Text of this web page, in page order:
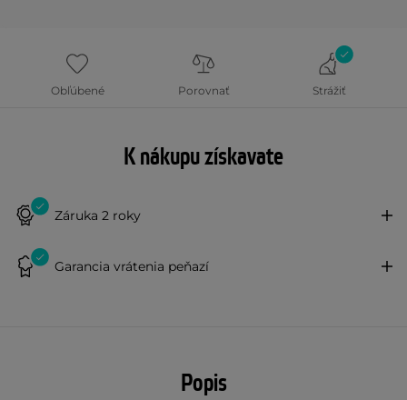
Obľúbené Porovnať Strážiť
K nákupu získavate
Záruka 2 roky
Garancia vrátenia peňazí
Popis